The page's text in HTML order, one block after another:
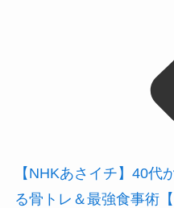
【NHKあさイチ】40代
る骨トレ＆最強食事術【